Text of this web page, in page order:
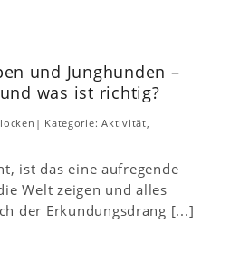
und Junghunden –
was ist richtig?
| Kategorie:Aktivität,
ist das eine aufregende
Welt zeigen und alles
der Erkundungsdrang [...]